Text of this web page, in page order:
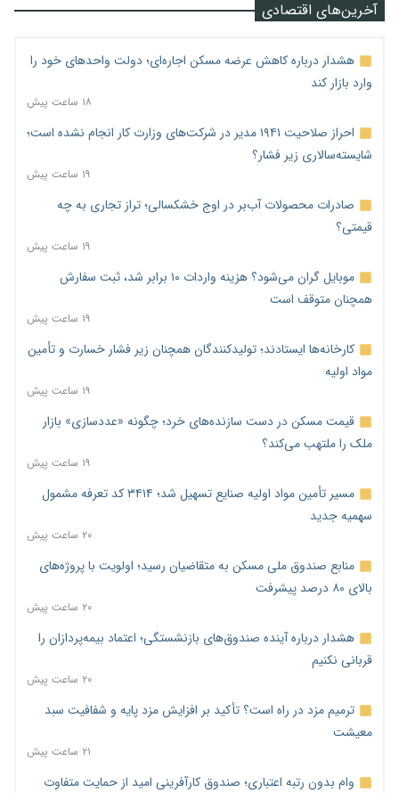
آخرین‌های اقتصادی
هشدار درباره کاهش عرضه مسکن اجاره‌ای؛ دولت واحدهای خود را
وارد بازار کند
۱۸ ساعت پیش
احراز صلاحیت ۱۹۴۱ مدیر در شرکت‌های وزارت کار انجام نشده است؛
شایسته‌سالاری زیر فشار؟
۱۹ ساعت پیش
صادرات محصولات آب‌بر در اوج خشکسالی؛ تراز تجاری به چه
قیمتی؟
۱۹ ساعت پیش
موبایل گران می‌شود؟ هزینه واردات ۱۰ برابر شد، ثبت سفارش
همچنان متوقف است
۱۹ ساعت پیش
کارخانه‌ها ایستادند؛ تولیدکنندگان همچنان زیر فشار خسارت و تأمین
مواد اولیه
۱۹ ساعت پیش
قیمت مسکن در دست سازنده‌های خرد؛ چگونه «عددسازی» بازار
ملک را ملتهب می‌کند؟
۱۹ ساعت پیش
مسیر تأمین مواد اولیه صنایع تسهیل شد؛ ۳۴۱۴ کد تعرفه مشمول
سهمیه جدید
۲۰ ساعت پیش
منابع صندوق ملی مسکن به متقاضیان رسید؛ اولویت با پروژه‌های
بالای ۸۰ درصد پیشرفت
۲۰ ساعت پیش
هشدار درباره آینده صندوق‌های بازنشستگی؛ اعتماد بیمه‌پردازان را
قربانی نکنیم
۲۰ ساعت پیش
ترمیم مزد در راه است؟ تأکید بر افزایش مزد پایه و شفافیت سبد
معیشت
۲۱ ساعت پیش
وام بدون رتبه اعتباری؛ صندوق کارآفرینی امید از حمایت متفاوت